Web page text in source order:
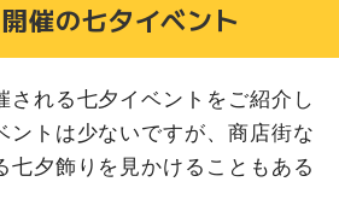
催の七夕イベント
される七夕イベントをご紹介し
ントは少ないですが、商店街な
七夕飾りを見かけることもある